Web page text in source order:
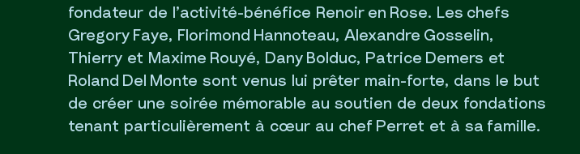
fondateur de l’activité-bénéfice Renoir en Rose. Les chefs
Gregory Faye, Florimond Hannoteau, Alexandre Gosselin,
Thierry et Maxime Rouyé, Dany Bolduc, Patrice Demers et
Roland Del Monte sont venus lui prêter main-forte, dans le but
de créer une soirée mémorable au soutien de deux fondations
tenant particulièrement à cœur au chef Perret et à sa famille.